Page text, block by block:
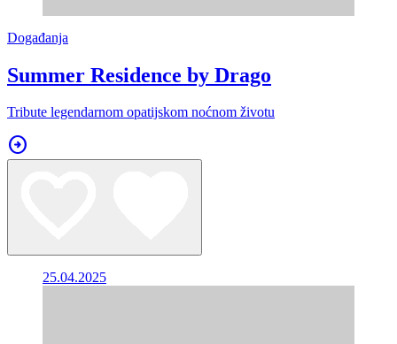
Događanja
Summer Residence by Drago
Tribute legendarnom opatijskom noćnom životu
arrow_circle_right
25.04.2025